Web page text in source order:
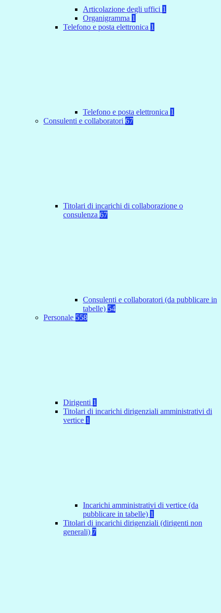
Articolazione degli uffici 1
Organigramma 1
Telefono e posta elettronica 1
Telefono e posta elettronica 1
Consulenti e collaboratori 67
Titolari di incarichi di collaborazione o
consulenza 67
Consulenti e collaboratori (da pubblicare in
tabelle) 54
Personale 558
Dirigenti 1
Titolari di incarichi dirigenziali amministrativi di
vertice 1
Incarichi amministrativi di vertice (da
pubblicare in tabelle) 1
Titolari di incarichi dirigenziali (dirigenti non
generali) 7